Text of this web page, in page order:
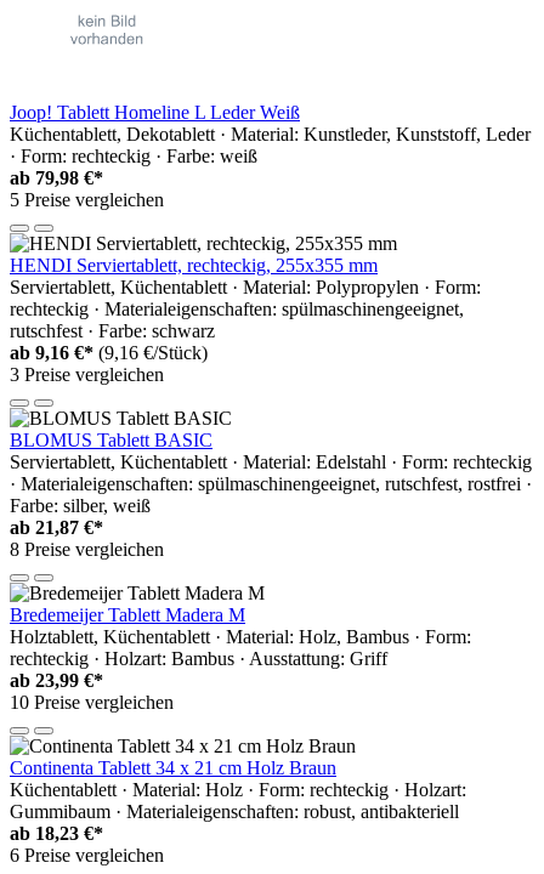
Joop! Tablett Homeline L Leder Weiß
Küchentablett, Dekotablett · Material: Kunstleder, Kunststoff, Leder
· Form: rechteckig · Farbe: weiß
ab 79,98 €*
5 Preise vergleichen
HENDI Serviertablett, rechteckig, 255x355 mm
Serviertablett, Küchentablett · Material: Polypropylen · Form:
rechteckig · Materialeigenschaften: spülmaschinengeeignet,
rutschfest · Farbe: schwarz
ab 9,16 €* (9,16 €/Stück)
3 Preise vergleichen
BLOMUS Tablett BASIC
Serviertablett, Küchentablett · Material: Edelstahl · Form: rechteckig
· Materialeigenschaften: spülmaschinengeeignet, rutschfest, rostfrei ·
Farbe: silber, weiß
ab 21,87 €*
8 Preise vergleichen
Bredemeijer Tablett Madera M
Holztablett, Küchentablett · Material: Holz, Bambus · Form:
rechteckig · Holzart: Bambus · Ausstattung: Griff
ab 23,99 €*
10 Preise vergleichen
Continenta Tablett 34 x 21 cm Holz Braun
Küchentablett · Material: Holz · Form: rechteckig · Holzart:
Gummibaum · Materialeigenschaften: robust, antibakteriell
ab 18,23 €*
6 Preise vergleichen